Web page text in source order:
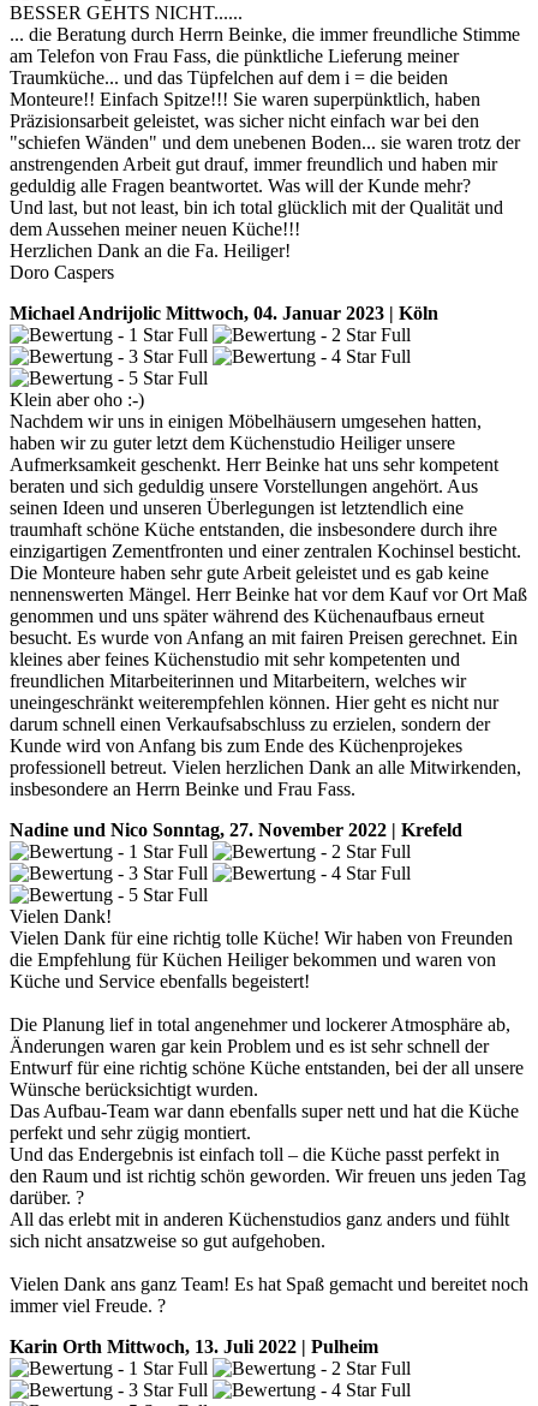
BESSER GEHTS NICHT......
... die Beratung durch Herrn Beinke, die immer freundliche Stimme
am Telefon von Frau Fass, die pünktliche Lieferung meiner
Traumküche... und das Tüpfelchen auf dem i = die beiden
Monteure!! Einfach Spitze!!! Sie waren superpünktlich, haben
Präzisionsarbeit geleistet, was sicher nicht einfach war bei den
"schiefen Wänden" und dem unebenen Boden... sie waren trotz der
anstrengenden Arbeit gut drauf, immer freundlich und haben mir
geduldig alle Fragen beantwortet. Was will der Kunde mehr?
Und last, but not least, bin ich total glücklich mit der Qualität und
dem Aussehen meiner neuen Küche!!!
Herzlichen Dank an die Fa. Heiliger!
Doro Caspers
Michael Andrijolic Mittwoch, 04. Januar 2023 | Köln
Klein aber oho :-)
Nachdem wir uns in einigen Möbelhäusern umgesehen hatten,
haben wir zu guter letzt dem Küchenstudio Heiliger unsere
Aufmerksamkeit geschenkt. Herr Beinke hat uns sehr kompetent
beraten und sich geduldig unsere Vorstellungen angehört. Aus
seinen Ideen und unseren Überlegungen ist letztendlich eine
traumhaft schöne Küche entstanden, die insbesondere durch ihre
einzigartigen Zementfronten und einer zentralen Kochinsel besticht.
Die Monteure haben sehr gute Arbeit geleistet und es gab keine
nennenswerten Mängel. Herr Beinke hat vor dem Kauf vor Ort Maß
genommen und uns später während des Küchenaufbaus erneut
besucht. Es wurde von Anfang an mit fairen Preisen gerechnet. Ein
kleines aber feines Küchenstudio mit sehr kompetenten und
freundlichen Mitarbeiterinnen und Mitarbeitern, welches wir
uneingeschränkt weiterempfehlen können. Hier geht es nicht nur
darum schnell einen Verkaufsabschluss zu erzielen, sondern der
Kunde wird von Anfang bis zum Ende des Küchenprojekes
professionell betreut. Vielen herzlichen Dank an alle Mitwirkenden,
insbesondere an Herrn Beinke und Frau Fass.
Nadine und Nico Sonntag, 27. November 2022 | Krefeld
Vielen Dank!
Vielen Dank für eine richtig tolle Küche! Wir haben von Freunden
die Empfehlung für Küchen Heiliger bekommen und waren von
Küche und Service ebenfalls begeistert!
Die Planung lief in total angenehmer und lockerer Atmosphäre ab,
Änderungen waren gar kein Problem und es ist sehr schnell der
Entwurf für eine richtig schöne Küche entstanden, bei der all unsere
Wünsche berücksichtigt wurden.
Das Aufbau-Team war dann ebenfalls super nett und hat die Küche
perfekt und sehr zügig montiert.
Und das Endergebnis ist einfach toll – die Küche passt perfekt in
den Raum und ist richtig schön geworden. Wir freuen uns jeden Tag
darüber. ?
All das erlebt mit in anderen Küchenstudios ganz anders und fühlt
sich nicht ansatzweise so gut aufgehoben.
Vielen Dank ans ganz Team! Es hat Spaß gemacht und bereitet noch
immer viel Freude. ?
Karin Orth Mittwoch, 13. Juli 2022 | Pulheim